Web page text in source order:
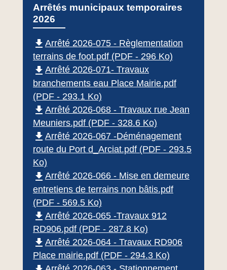
Arrêtés municipaux temporaires
2026
file_download Arrêté 2026-075 - Règlementation
terrains de foot.pdf (PDF - 296 Ko)
file_download Arrêté 2026-071- Travaux
branchements eau Place Mairie.pdf
(PDF - 293.1 Ko)
file_download Arrêté 2026-068 - Travaux rue Jean
Meuniers.pdf (PDF - 328.6 Ko)
file_download Arrêté 2026-067 -Déménagement
route du Port d_Arciat.pdf (PDF - 293.5
Ko)
file_download Arrêté 2026-066 - Mise en demeure
entretiens de terrains non bâtis.pdf
(PDF - 569.5 Ko)
file_download Arrêté 2026-065 -Travaux 912
RD906.pdf (PDF - 287.8 Ko)
file_download Arrêté 2026-064 - Travaux RD906
Place mairie.pdf (PDF - 294.3 Ko)